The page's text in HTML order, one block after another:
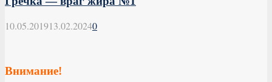
10.05.201913.02.20240
Внимание!